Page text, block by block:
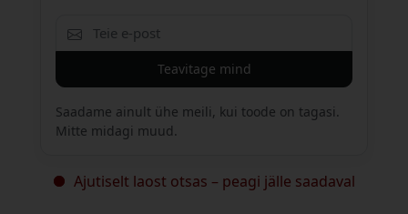
Teavitage mind
Saadame ainult ühe meili, kui toode on tagasi.
Mitte midagi muud.
Ajutiselt laost otsas – peagi jälle saadaval